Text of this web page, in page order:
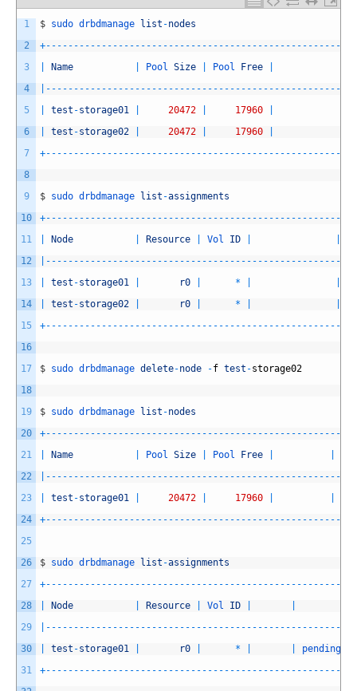
1
2
3
4
5
6
7
8
9
10
11
12
13
14
15
16
17
18
19
20
21
22
23
24
25
26
27
28
29
30
31
$ sudo drbdmanage list -nodes
+-- -- -- -- -- -- -- -- -- -- -- -- -- -- -- -- -- -- -- -- -- -- -- -- -- -- --
Name Pool Size Pool Free
-- -- -- -- -- -- -- -- -- -- -- -- -- -- -- -- -- -- -- -- -- -- -- -- -- -- --
test -storage01 20472 17960
test -storage02 20472 17960
+-- -- -- -- -- -- -- -- -- -- -- -- -- -- -- -- -- -- -- -- -- -- -- -- -- -- --
$ sudo drbdmanage list -assignments
+-- -- -- -- -- -- -- -- -- -- -- -- -- -- -- -- -- -- -- -- -- -- -- -- -- -- --
Node Resource Vol ID
-- -- -- -- -- -- -- -- -- -- -- -- -- -- -- -- -- -- -- -- -- -- -- -- -- -- --
test -storage01 r0 *
test -storage02 r0 *
+-- -- -- -- -- -- -- -- -- -- -- -- -- -- -- -- -- -- -- -- -- -- -- -- -- -- --
$ sudo drbdmanage delete-node -f test -storage02
$ sudo drbdmanage list -nodes
+-- -- -- -- -- -- -- -- -- -- -- -- -- -- -- -- -- -- -- -- -- -- -- -- -- -- --
Name Pool Size Pool Free
-- -- -- -- -- -- -- -- -- -- -- -- -- -- -- -- -- -- -- -- -- -- -- -- -- -- --
test -storage01 20472 17960
+-- -- -- -- -- -- -- -- -- -- -- -- -- -- -- -- -- -- -- -- -- -- -- -- -- -- --
$ sudo drbdmanage list -assignments
+-- -- -- -- -- -- -- -- -- -- -- -- -- -- -- -- -- -- -- -- -- -- -- -- -- -- --
Node Resource Vol ID
-- -- -- -- -- -- -- -- -- -- -- -- -- -- -- -- -- -- -- -- -- -- -- -- -- -- --
test -storage01 r0 * pending
+-- -- -- -- -- -- -- -- -- -- -- -- -- -- -- -- -- -- -- -- -- -- -- -- -- -- --